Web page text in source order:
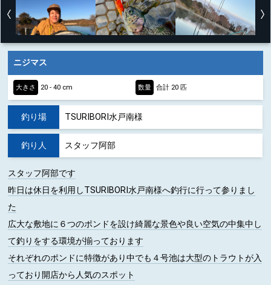
ニジマス
大きさ 20 - 40 cm 数量 合計 20 匹
釣り場 TSURIBORI水戸南様
釣り人 スタッフ阿部
スタッフ阿部です
昨日は休日を利用しTSURIBORI水戸南様へ釣行に行って参りまし
た
広大な敷地に６つのポンドを設け綺麗な景色や良い空気の中集中し
て釣りをする環境が揃っております
それぞれのポンドに特徴があり中でも４号池は大型のトラウトが入
っており開店から人気のスポット